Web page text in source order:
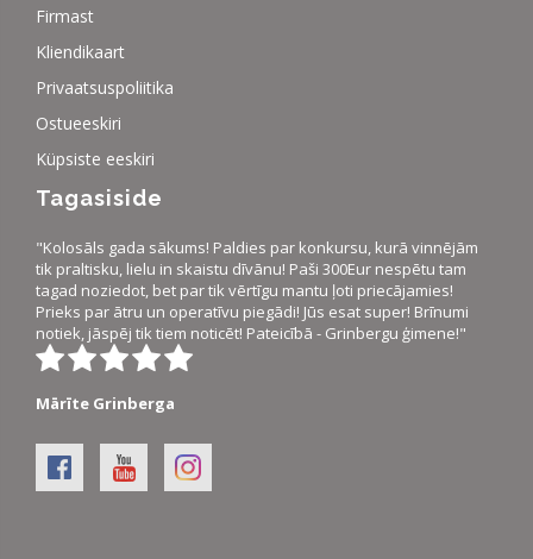
Firmast
Kliendikaart
Privaatsuspoliitika
Ostueeskiri
Küpsiste eeskiri
Tagasiside
"Kolosāls gada sākums! Paldies par konkursu, kurā vinnējām
tik praltisku, lielu in skaistu dīvānu! Paši 300Eur nespētu tam
tagad noziedot, bet par tik vērtīgu mantu ļoti priecājamies!
Prieks par ātru un operatīvu piegādi! Jūs esat super! Brīnumi
notiek, jāspēj tik tiem noticēt! Pateicībā - Grinbergu ģimene!"
Mārīte Grinberga